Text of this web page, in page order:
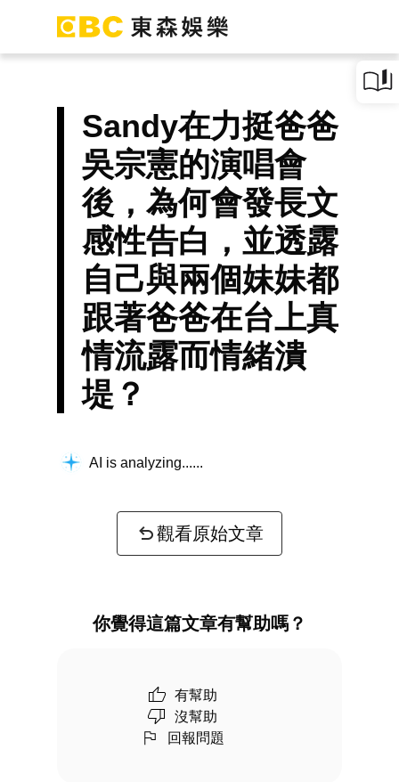
Sandy在力挺爸爸
吳宗憲的演唱會
後，為何會發長文
感性告白，並透露
自己與兩個妹妹都
跟著爸爸在台上真
情流露而情緒潰
堤？
AI is analyzing...
觀看原始文章
你覺得這篇文章有幫助嗎？
有幫助
沒幫助
回報問題